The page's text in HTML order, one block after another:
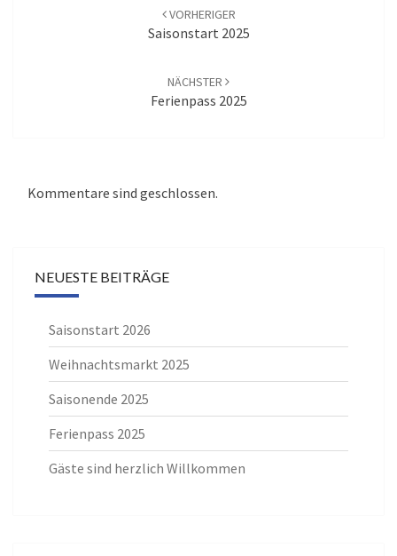
VORHERIGER
Saisonstart 2025
NÄCHSTER
Ferienpass 2025
Kommentare sind geschlossen.
NEUESTE BEITRÄGE
Saisonstart 2026
Weihnachtsmarkt 2025
Saisonende 2025
Ferienpass 2025
Gäste sind herzlich Willkommen